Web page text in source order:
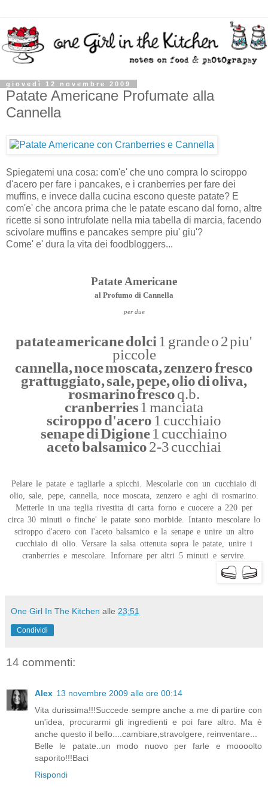
giovedì 12 novembre 2009
Patate Americane Profumate alla
Cannella
Spiegatemi una cosa: com'e' che uno compra lo sciroppo
d'acero per fare i pancakes, e i cranberries per fare dei
muffins, e invece dalla cucina escono queste patate? E
com'e' che ancora prima che le patate escano dal forno, altre
ricette si sono intrufolate nella mia tabella di marcia, facendo
scivolare muffins e pancakes sempre piu' giu'?
Come' e' dura la vita dei foodbloggers...
Patate Americane
al Profumo di Cannella
per due
patate americane dolci 1 grande o 2 piu'
piccole
cannella, noce moscata, zenzero fresco
grattuggiato, sale, pepe, olio di oliva,
rosmarino frescoq.b.
cranberries1 manciata
sciroppo d'acero 1 cucchiaio
senape di Digione1 cucchiaino
aceto balsamico2-3 cucchiai
Pelare le patate e tagliarle a spicchi. Mescolarle con un cucchiaio di
olio, sale, pepe, cannella, noce moscata, zenzero e aghi di rosmarino.
Metterle in una teglia rivestita di carta forno e cuocere a 220 per
circa 30 minuti o finche' le patate sono morbide. Intanto mescolare lo
sciroppo d'acero con l'aceto balsamico e la senape e unire un altro
cucchiaio di olio. Versare la salsa ottenuta sopra le patate, unire i
cranberries e mescolare. Infornare per altri 5 minuti e servire.
One Girl In The Kitchen alle 23:51
Condividi
14 commenti:
Alex 13 novembre 2009 alle ore 00:14
Vita durissima!!!Succede sempre anche a me di partire con
un'idea, procurarmi gli ingredienti e poi fare altro. Ma è
anche questo il bello....cambiare,stravolgere, reinventare...
Belle le patate..un modo nuovo per farle e moooolto
saporito!!!Baci
Rispondi